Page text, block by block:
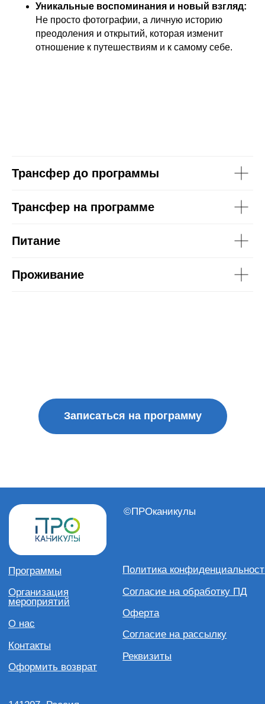
Уникальные воспоминания и новый взгляд:
Не просто фотографии, а личную историю
преодоления и открытий, которая изменит
отношение к путешествиям и к самому себе.
Трансфер до программы
Трансфер на программе
Питание
Проживание
Записаться на программу